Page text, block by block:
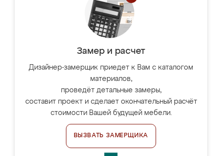
Замер и расчет
Дизайнер-замерщик приедет к Вам с каталогом
материалов,
проведёт детальные замеры,
составит проект и сделает окончательный расчёт
стоимости Вашей будущей мебели.
ВЫЗВАТЬ ЗАМЕРЩИКА